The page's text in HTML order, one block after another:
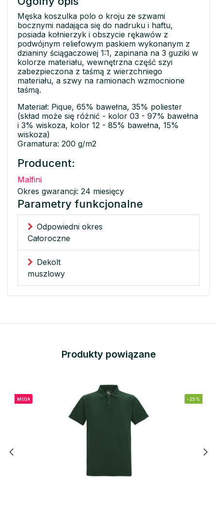
Męska koszulka polo o kroju ze szwami
bocznymi nadająca się do nadruku i haftu,
posiada kołnierzyk i obszycie rękawów z
podwójnym reliefowym paskiem wykonanym z
dzianiny ściągaczowej 1:1, zapinana na 3 guziki w
kolorze materiału, wewnętrzna część szyi
zabezpieczona z taśmą z wierzchniego
materiału, a szwy na ramionach wzmocnione
taśmą.
Materiał: Pique, 65% bawełna, 35% poliester
(skład może się różnić - kolor 03 - 97% bawełna
i 3% wiskoza, kolor 12 - 85% bawełna, 15%
wiskoza)
Gramatura: 200 g/m2
Producent:
Malfini
Okres gwarancji: 24 miesięcy
Parametry funkcjonalne
Odpowiedni okres
Całoroczne
Dekolt
muszlowy
Produkty powiązane
MEGA -25%